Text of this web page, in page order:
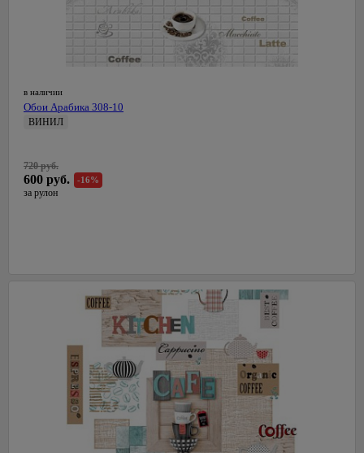
в наличии
Обои Арабика 308-10
ВИНИЛ
720 руб.
600 руб. -16%
за рулон